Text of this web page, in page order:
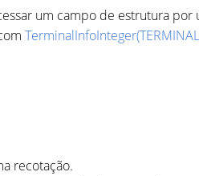
um campo de estrutura por
recotação.